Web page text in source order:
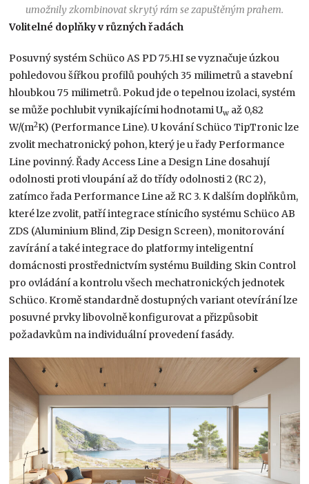
umožnily zkombinovat skrytý rám se zapuštěným prahem.
Volitelné doplňky v různých řadách
Posuvný systém Schüco AS PD 75.HI se vyznačuje úzkou
pohledovou šířkou profilů pouhých 35 milimetrů a stavební
hloubkou 75 milimetrů. Pokud jde o tepelnou izolaci, systém
se může pochlubit vynikajícími hodnotami Uw až 0,82
W/(m2K) (Performance Line). U kování Schüco TipTronic lze
zvolit mechatronický pohon, který je u řady Performance
Line povinný. Řady Access Line a Design Line dosahují
odolnosti proti vloupání až do třídy odolnosti 2 (RC 2),
zatímco řada Performance Line až RC 3. K dalším doplňkům,
které lze zvolit, patří integrace stínicího systému Schüco AB
ZDS (Aluminium Blind, Zip Design Screen), monitorování
zavírání a také integrace do platformy inteligentní
domácnosti prostřednictvím systému Building Skin Control
pro ovládání a kontrolu všech mechatronických jednotek
Schüco. Kromě standardně dostupných variant otevírání lze
posuvné prvky libovolně konfigurovat a přizpůsobit
požadavkům na individuální provedení fasády.